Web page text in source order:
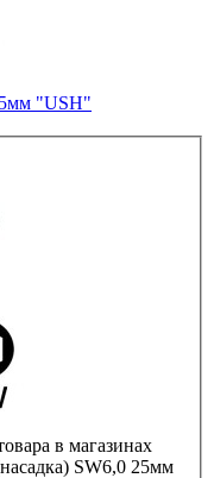
"USH"
в магазинах
SW6,0 25мм